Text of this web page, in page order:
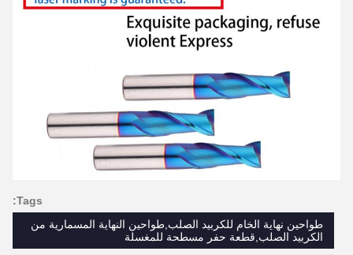
Tags:
طواحين نهاية الخام للكربيد الصلب,طواحين النهاية المسمارية من
الكربيد الصلب,قطعة حفر مسطحة للمغسلة